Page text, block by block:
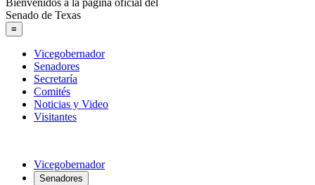
Bienvenidos a la página oficial del
Senado de Texas
≡
Vicegobernador
Senadores
Secretaría
Comités
Noticias y Video
Visitantes
Vicegobernador
Senadores